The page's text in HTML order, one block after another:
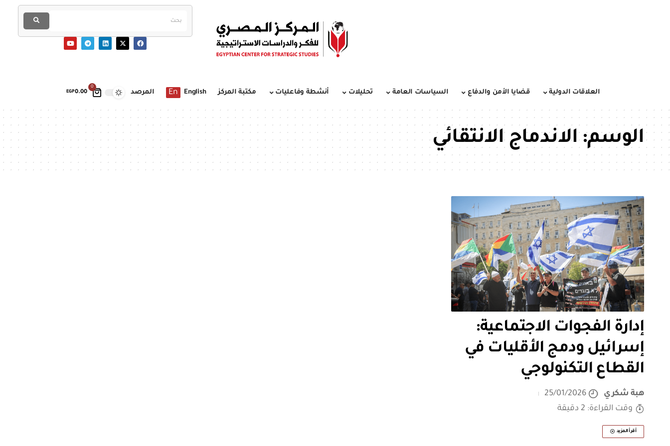
0
EGP0.00 العلاقات الدولية قضايا الأمن والدفاع السياسات العامة تحليلات أنشطة وفاعليات مكتبة المركز English
En المرصد
الوسم:الاندماج الانتقائي
إدارة الفجوات الاجتماعية:
إسرائيل ودمج الأقليات في
القطاع التكنولوجي
هبة شكري
25/01/2026
وقت القراءة: 2 دقيقة
أقرأ المزيد